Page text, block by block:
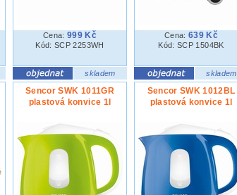
Cena: 999 Kč
Kód: SCP 2253WH
skladem
Cena: 639 Kč
Kód: SCP 1504BK
skladem
Sencor SWK 1011GR
plastová konvice 1l
Sencor SWK 1012BL
plastová konvice 1l